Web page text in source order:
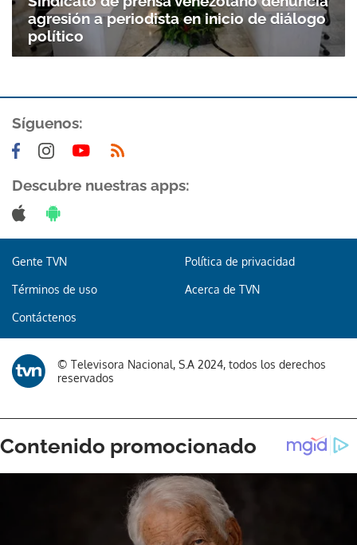
agresión a periodista en inicio de diálogo
político
Síguenos:
Descubre nuestras apps:
Gente TVN Política de privacidad
Términos de uso Acerca de TVN
Contáctenos
© Televisora Nacional, S.A 2024, todos los derechos
reservados